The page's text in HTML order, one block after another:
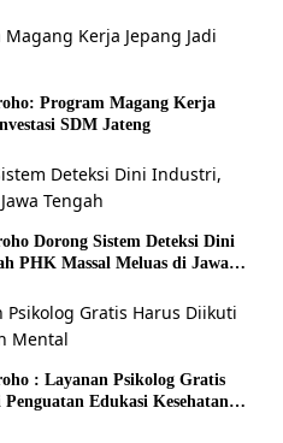
Program Magang Kerja
SDM Jateng
Dorong Sistem Deteksi Dini
PHK Massal Meluas di Jawa
: Layanan Psikolog Gratis
Edukasi Kesehatan